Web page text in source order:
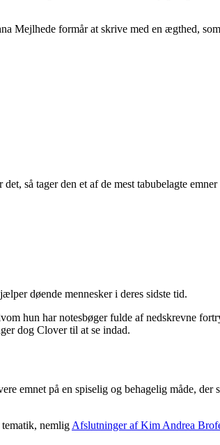
Mejlhede formår at skrive med en ægthed,
så tager den et af de mest tabubelagte
døende mennesker i deres sidste tid.
hun har notesbøger fulde af nedskrevne
dog Clover til at se indad.
emnet på en spiselig og behagelig måde,
nemlig Afslutninger af Kim Andrea